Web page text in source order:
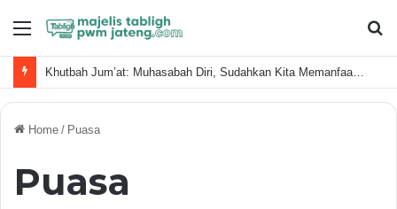
Menu
Khutbah Jum’at: Muhasabah Diri, Sudahkan Kita Memanfaatkan Waktu Dengan Baik?
Home / Puasa
Puasa